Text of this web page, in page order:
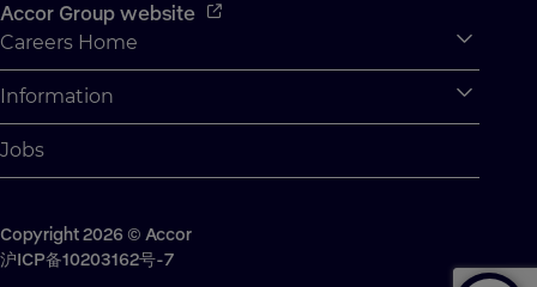
Accor Group website
Careers Home
Why Join Accor
Student Opportunities
Student Challenges
Information
Cookie Settings
Contact us
Jobs
Copyright 2026 © Accor
沪ICP备10203162号-7